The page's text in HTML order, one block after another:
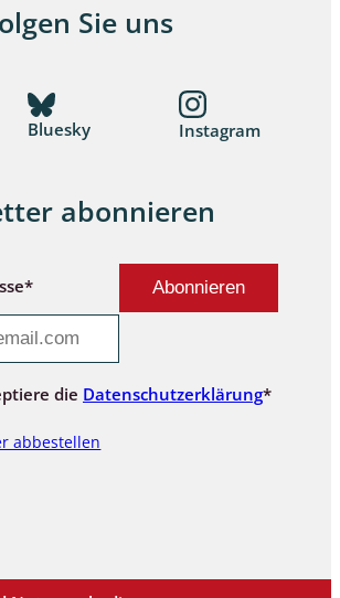
Sie uns
Bluesky Instagram
abonnieren
die Datenschutzerklärung*
abbestellen